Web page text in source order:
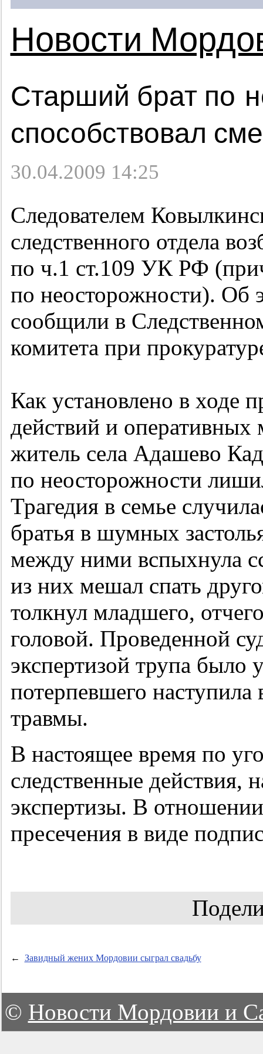
Новости
Старший брат по
способствовал
30.04.2009 14:25
Следователем
следственного отдела
по ч.1 ст.109 УК РФ
по неосторожности).
сообщили в
комитета при
Как установлено в ходе
действий и
житель села Адашево
по неосторожности
Трагедия в семье
братья в шумных
между ними вспыхнула
из них мешал спать
толкнул младшего,
головой. Проведенной
экспертизой трупа было
потерпевшего наступила
травмы.
В настоящее время по
следственные действия,
экспертизы. В
пресечения в виде
← Завидный жених Мордовии сыграл свадьбу
© Новости Мордовии и